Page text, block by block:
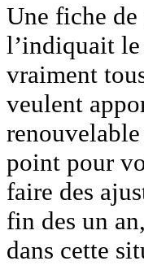
Une fiche
l’indiquait
vraiment
veulent
point pour
faire des
fin des un
dans cette